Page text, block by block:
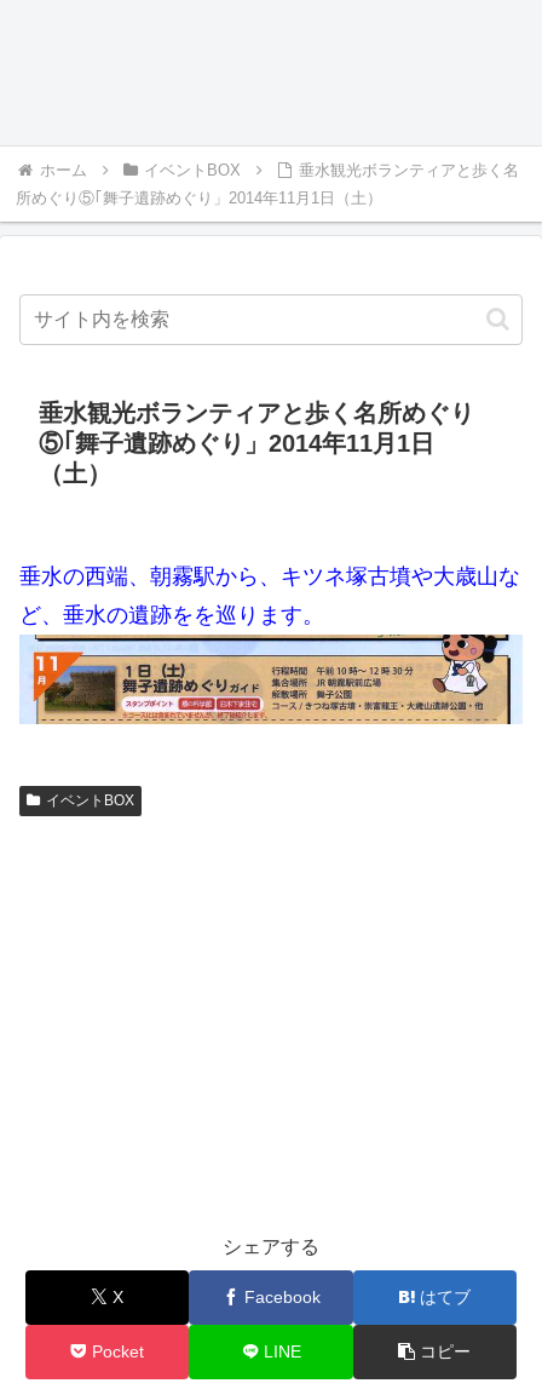
ホーム イベントBOX
垂水観光ボランティアと歩く名
所めぐり⑤｢舞子遺跡めぐり」2014年11月1日（土）
垂水観光ボランティアと歩く名所めぐり
⑤｢舞子遺跡めぐり」2014年11月1日
（土）
垂水の西端、朝霧駅から、キツネ塚古墳や大歳山な
ど、垂水の遺跡をを巡ります。
イベントBOX
シェアする
X Facebook はてブ
Pocket LINE コピー